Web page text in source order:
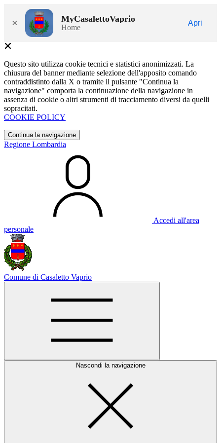
× MyCasalettoVaprio
Home
Apri
Questo sito utilizza cookie tecnici e statistici anonimizzati. La
chiusura del banner mediante selezione dell'apposito comando
contraddistinto dalla X o tramite il pulsante "Continua la
navigazione" comporta la continuazione della navigazione in
assenza di cookie o altri strumenti di tracciamento diversi da quelli
sopracitati.
COOKIE POLICY
Continua la navigazione
Regione Lombardia
Accedi all'area
personale
Comune di Casaletto Vaprio
Nascondi la navigazione